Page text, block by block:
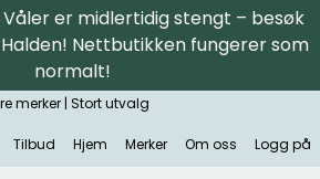
er midlertidig stengt – besøk
Nettbutikken fungerer som
normalt!
merker | Stort utvalg
Tilbud Hjem Merker Om oss Logg på